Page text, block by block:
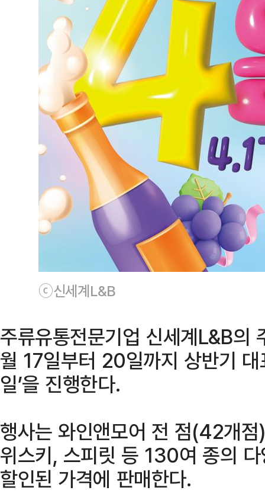
ⓒ신세계L&B
주류유통전문기업 신세계L&B의
월 17일부터 20일까지 상반기
일’을 진행한다.
행사는 와인앤모어 전 점(42개
위스키, 스피릿 등 130여 종의
할인된 가격에 판매한다.